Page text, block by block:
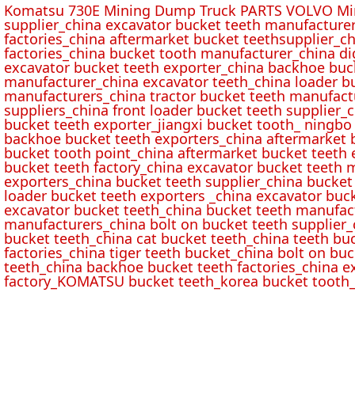
Komatsu 730E Mining Dump Truck PARTS VOLVO
supplier_china excavator bucket teeth
factories_china aftermarket bucket
factories_china bucket tooth manufacturer_china
excavator bucket teeth exporter_china backhoe
manufacturer_china excavator teeth_china loader
manufacturers_china tractor bucket teeth
suppliers_china front loader bucket teeth
bucket teeth exporter_jiangxi bucket tooth_
backhoe bucket teeth exporters_china
bucket tooth point_china aftermarket bucket teeth
bucket teeth factory_china excavator bucket teeth
exporters_china bucket teeth supplier_china
loader bucket teeth exporters _china excavator
excavator bucket teeth_china bucket teeth
manufacturers_china bolt on bucket teeth
bucket teeth_china cat bucket teeth_china teeth
factories_china tiger teeth bucket_china bolt on
teeth_china backhoe bucket teeth factories_china
factory_KOMATSU bucket teeth_korea bucket